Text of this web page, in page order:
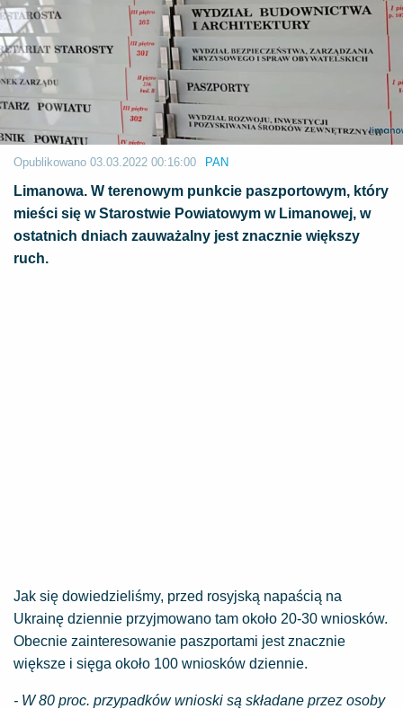
Opublikowano 03.03.2022 00:16:00 PAN
Limanowa. W terenowym punkcie paszportowym, który
mieści się w Starostwie Powiatowym w Limanowej, w
ostatnich dniach zauważalny jest znacznie większy
ruch.
Jak się dowiedzieliśmy, przed rosyjską napaścią na
Ukrainę dziennie przyjmowano tam około 20-30 wniosków.
Obecnie zainteresowanie paszportami jest znacznie
większe i sięga około 100 wniosków dziennie.
- W 80 proc. przypadków wnioski są składane przez osoby